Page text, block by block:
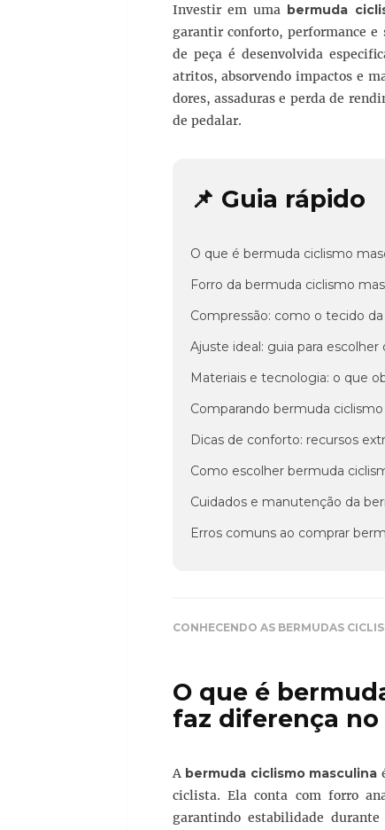
Investir em uma bermuda
garantir conforto, performance e
de peça é desenvolvida
atritos, absorvendo impactos e
dores, assaduras e perda de
de pedalar.
📌 Guia rápido
O que é bermuda ciclismo
Forro da bermuda ciclismo
Compressão: como o tecido
Ajuste ideal: guia para
Materiais e tecnologia: o que
Comparando bermuda
Dicas de conforto: recursos
Como escolher bermuda
Cuidados e manutenção da
Erros comuns ao comprar
CONHECENDO AS BERMUDAS
O que é
faz diferença no
A bermuda ciclismo masculina
ciclista. Ela conta com forro
garantindo estabilidade